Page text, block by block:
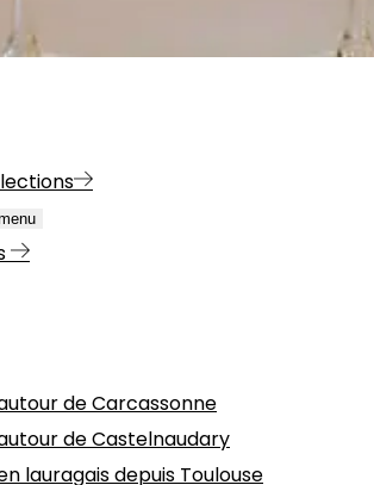
de Carcassonne
de Castelnaudary
lauragais depuis Toulouse